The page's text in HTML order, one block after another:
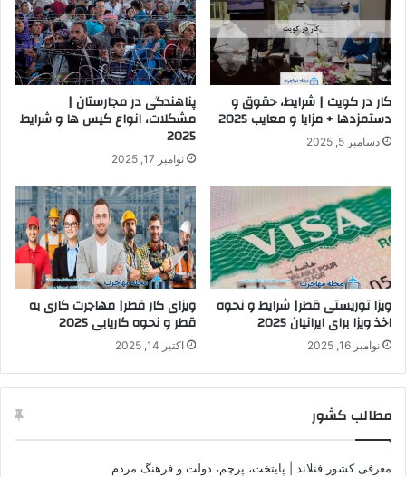
کار در کویت | شرایط، حقوق و
دستمزدها + مزایا و معایب 2025
دسامبر 5, 2025
پناهندگی در مجارستان |
مشکلات، انواع کیس ها و شرایط
2025
نوامبر 17, 2025
ویزا توریستی قطر| شرایط و نحوه
اخذ ویزا برای ایرانیان 2025
نوامبر 16, 2025
ویزای کار قطر| مهاجرت کاری به
قطر و نحوه کاریابی 2025
اکتبر 14, 2025
مطالب کشور
معرفی کشور فنلاند | پایتخت، پرچم، دولت و فرهنگ مردم